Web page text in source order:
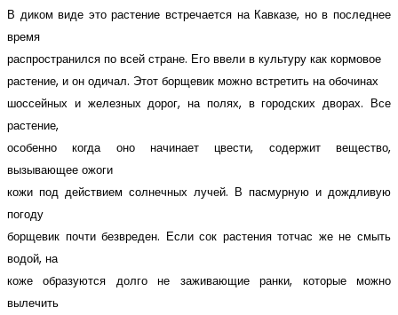
В диком виде это растение встречается на Кавказе, но в последнее
время
распространился по всей стране. Его ввели в культуру как кормовое
растение, и он одичал. Этот борщевик можно встретить на обочинах
шоссейных и железных дорог, на полях, в городских дворах. Все
растение,
особенно когда оно начинает цвести, содержит вещество,
вызывающее ожоги
кожи под действием солнечных лучей. В пасмурную и дождливую
погоду
борщевик почти безвреден. Если сок растения тотчас же не смыть
водой, на
коже образуются долго не заживающие ранки, которые можно
вылечить